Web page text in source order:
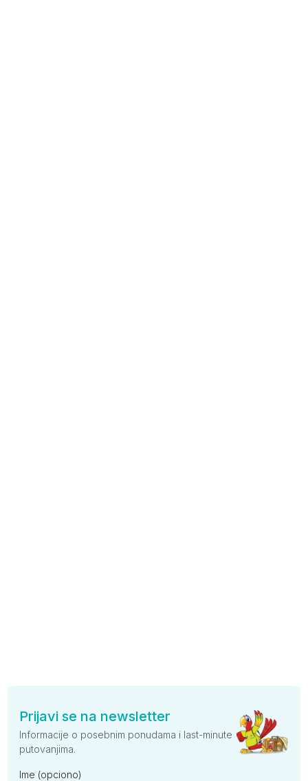
Prijavi se na newsletter
Informacije o posebnim ponudama i last-minute
putovanjima.
Ime (opciono)